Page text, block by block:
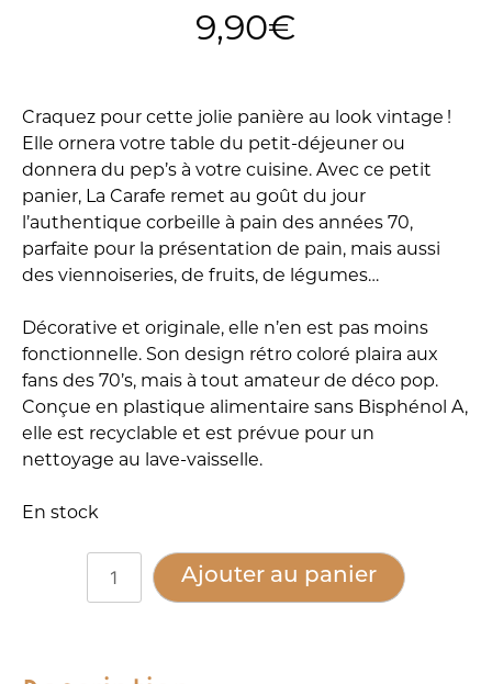
9,90€
Craquez pour cette jolie panière au look vintage !
Elle ornera votre table du petit-déjeuner ou
donnera du pep’s à votre cuisine. Avec ce petit
panier, La Carafe remet au goût du jour
l’authentique corbeille à pain des années 70,
parfaite pour la présentation de pain, mais aussi
des viennoiseries, de fruits, de légumes…
Décorative et originale, elle n’en est pas moins
fonctionnelle. Son design rétro coloré plaira aux
fans des 70’s, mais à tout amateur de déco pop.
Conçue en plastique alimentaire sans Bisphénol A,
elle est recyclable et est prévue pour un
nettoyage au lave-vaisselle.
En stock
Ajouter au panier
Alternative: